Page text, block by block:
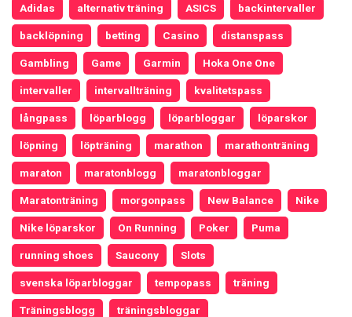
Adidas alternativ träning ASICS backintervaller
backlöpning betting Casino distanspass
Gambling Game Garmin Hoka One One
intervaller intervallträning kvalitetspass
långpass löparblogg löparbloggar löparskor
löpning löpträning marathon marathonträning
maraton maratonblogg maratonbloggar
Maratonträning morgonpass New Balance Nike
Nike löparskor On Running Poker Puma
running shoes Saucony Slots
svenska löparbloggar tempopass träning
Träningsblogg träningsbloggar